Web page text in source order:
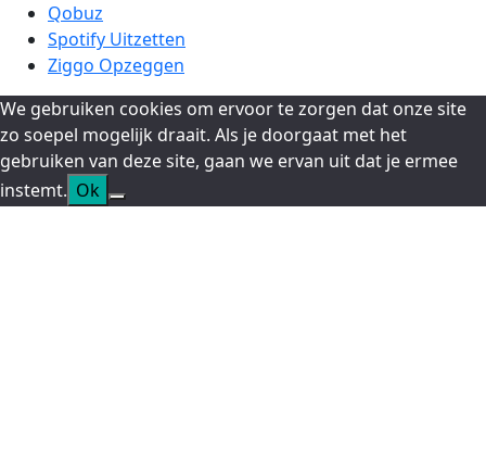
Qobuz
Spotify Uitzetten
Ziggo Opzeggen
We gebruiken cookies om ervoor te zorgen dat onze site
zo soepel mogelijk draait. Als je doorgaat met het
gebruiken van deze site, gaan we ervan uit dat je ermee
instemt. Ok